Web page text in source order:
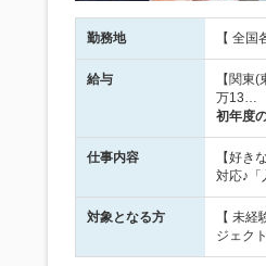
勤務地 【 全
給与
【関東
万13…
初年度
仕事内容
【好き
対応♪「
対象となる方
【 未
ジェク